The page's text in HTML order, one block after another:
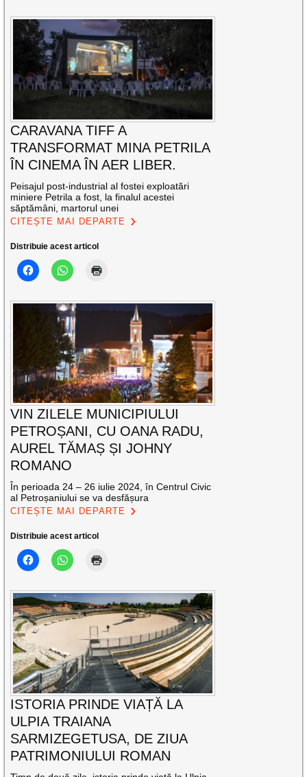
CARAVANA TIFF A
TRANSFORMAT MINA PETRILA
ÎN CINEMA ÎN AER LIBER.
Peisajul post-industrial al fostei exploatări
miniere Petrila a fost, la finalul acestei
săptămâni, martorul unei
CITEȘTE MAI DEPARTE
Distribuie acest articol
VIN ZILELE MUNICIPIULUI
PETROȘANI, CU OANA RADU,
AUREL TĂMAȘ ȘI JOHNY
ROMANO
În perioada 24 – 26 iulie 2024, în Centrul Civic
al Petroșaniului se va desfășura
CITEȘTE MAI DEPARTE
Distribuie acest articol
ISTORIA PRINDE VIAȚĂ LA
ULPIA TRAIANA
SARMIZEGETUSA, DE ZIUA
PATRIMONIULUI ROMAN